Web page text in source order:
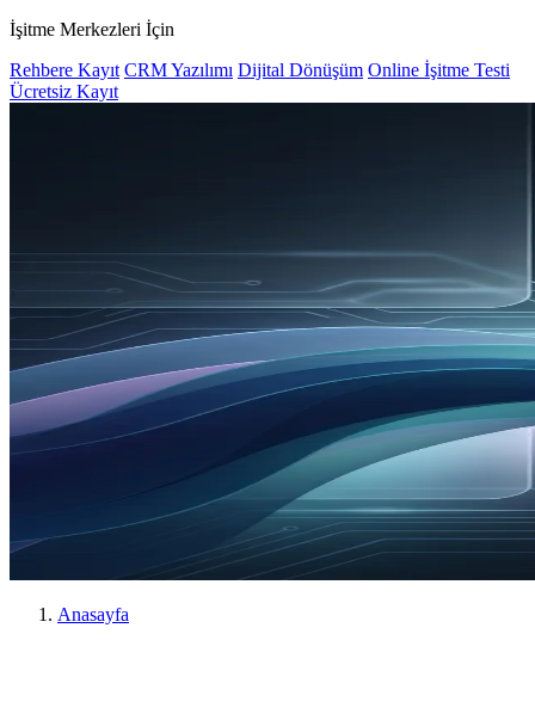
İşitme Merkezleri İçin
Rehbere Kayıt CRM Yazılımı Dijital Dönüşüm Online İşitme Testi
Ücretsiz Kayıt
Anasayfa